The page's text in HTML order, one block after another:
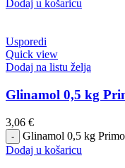
Dodaj u košaricu
Usporedi
Quick view
Dodaj na listu želja
Glinamol 0,5 kg
3,06 €
Glinamol 0,5 kg
Dodaj u košaricu